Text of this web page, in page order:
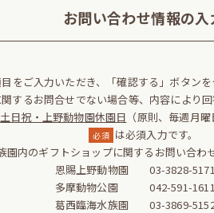
お問い合わせ情報の入
をご入力いただき、「確認する」ボタンを
するお問合せでない場合等、内容により回
土日祝・上野動物園休園日 （原則、毎週月
必須 は必須入力です。
園内のギフトショップに関するお問い合わ
恩賜上野動物園 03-3828-
多摩動物公園 042-591-
葛西臨海水族園 03-3869-